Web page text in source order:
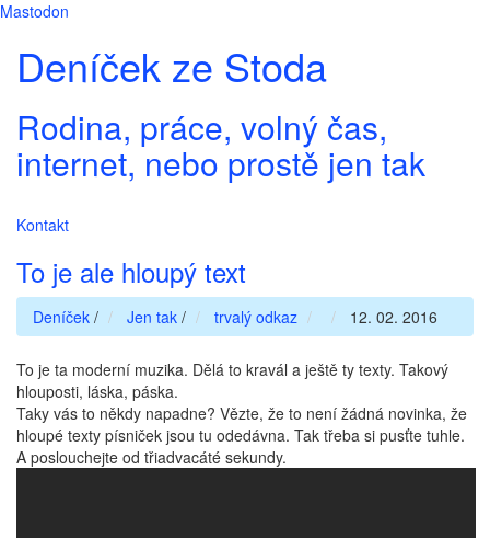
Mastodon
Deníček ze Stoda
Rodina, práce, volný čas,
internet, nebo prostě jen tak
Kontakt
To je ale hloupý text
Deníček / Jen tak / trvalý odkaz 12. 02. 2016
To je ta moderní muzika. Dělá to kravál a ještě ty texty. Takový
hlouposti, láska, páska.
Taky vás to někdy napadne? Vězte, že to není žádná novinka, že
hloupé texty písniček jsou tu odedávna. Tak třeba si pusťte tuhle.
A poslouchejte od třiadvacáté sekundy.